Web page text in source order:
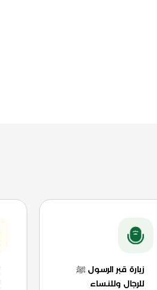
زيارة قبر الرسول ﷺ
للرجال وللنساء